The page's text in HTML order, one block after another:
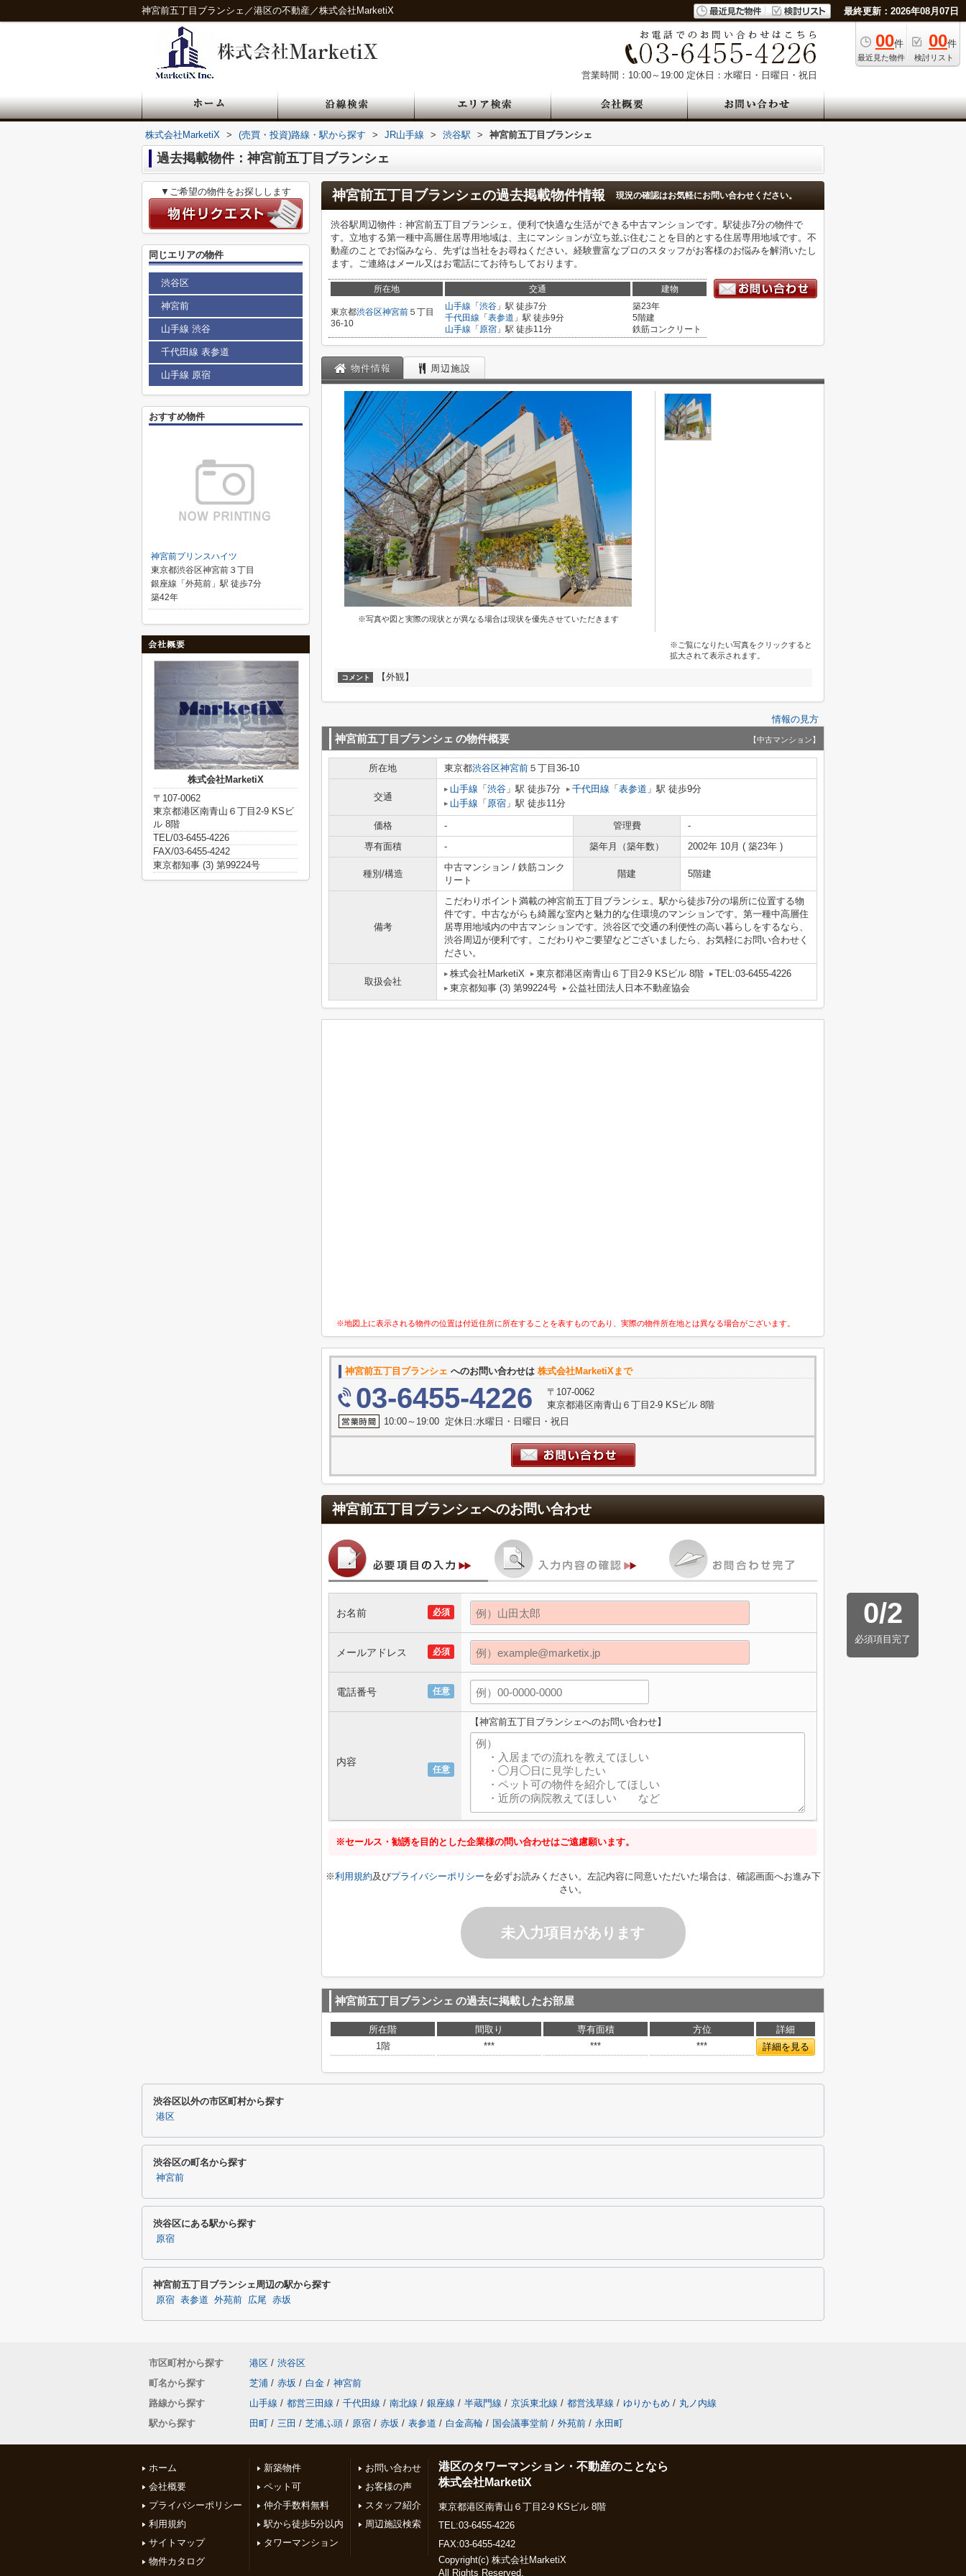
神宮前五丁目ブランシェ／港区の不動産／株式会社MarketiX 最終更新：2026年08月07日
00件
最近見た物件
00件
検討リスト
営業時間：10:00～19:00 定休日：水曜日・日曜日・祝日
株式会社MarketiX > (売買・投資)路線・駅から探す > JR山手線 > 渋谷駅 > 神宮前五丁目ブランシェ
過去掲載物件：神宮前五丁目ブランシェ
神宮前五丁目ブランシェの過去掲載物件情報 現況の確認はお気軽にお問い合わせください。
渋谷駅周辺物件：神宮前五丁目ブランシェ。便利で快適な生活ができる中古マンションです。駅徒歩7分の物件で
す。立地する第一種中高層住居専用地域は、主にマンションが立ち並ぶ住むことを目的とする住居専用地域です。不
動産のことでお悩みなら、先ずは当社をお尋ねください。経験豊富なプロのスタッフがお客様のお悩みを解消いたし
ます。ご連絡はメール又はお電話にてお待ちしております。
所在地 交通 建物
東京都渋谷区神宮前 ５丁目
36-10
山手線 「 渋谷 」駅 徒歩7分
千代田線 「 表参道 」駅 徒歩9分
山手線 「 原宿 」駅 徒歩11分
築23年
5階建
鉄筋コンクリート
物件情報 周辺施設
※写真や図と実際の現状とが異なる場合は現状を優先させていただきます
※ご覧になりたい写真をクリックすると
拡大されて表示されます。
コメント 【外観】
情報の見方
神宮前五丁目ブランシェ の物件概要 【中古マンション】
所在地 東京都渋谷区神宮前 ５丁目36-10
交通
山手線 「 渋谷 」駅 徒歩7分 千代田線 「 表参道 」駅 徒歩9分
山手線 「 原宿 」駅 徒歩11分
価格 - 管理費
-
専有面積
- 築年月（築年数） 2002年 10月 ( 築23年 )
種別/構造
中古マンション / 鉄筋コンク
リート
階建 5階建
備考
こだわりポイント満載の神宮前五丁目ブランシェ。駅から徒歩7分の場所に位置する物
件です。中古ながらも綺麗な室内と魅力的な住環境のマンションです。第一種中高層住
居専用地域内の中古マンションです。渋谷区で交通の利便性の高い暮らしをするなら、
渋谷周辺が便利です。こだわりやご要望などございましたら、お気軽にお問い合わせく
ださい。
取扱会社
株式会社MarketiX 東京都港区南青山６丁目2-9 KSビル 8階
TEL:03-6455-4226
東京都知事 (3) 第99224号
公益社団法人日本不動産協会
※地図上に表示される物件の位置は付近住所に所在することを表すものであり、実際の物件所在地とは異なる場合がございます。
神宮前五丁目ブランシェ へのお問い合わせは 株式会社MarketiXまで
03-6455-4226
〒107-0062
東京都港区南青山６丁目2-9 KSビル 8階
10:00～19:00 定休日:水曜日・日曜日・祝日
神宮前五丁目ブランシェへのお問い合わせ
0/2
必須項目完了
必須
お名前
必須
メールアドレス
任意
電話番号
任意
内容
【神宮前五丁目ブランシェへのお問い合わせ】
※セールス・勧誘を目的とした企業様の問い合わせはご遠慮願います。
※利用規約及びプライバシーポリシーを必ずお読みください。左記内容に同意いただいた場合は、確認画面へお進み下
さい。
未入力項目があります
神宮前五丁目ブランシェ の過去に掲載したお部屋
所在階 間取り 専有面積 方位
詳細
1階
*** *** *** 詳細を見る
▼ご希望の物件をお探しします
同じエリアの物件
渋谷区
神宮前
山手線 渋谷
千代田線 表参道
山手線 原宿
おすすめ物件
神宮前プリンスハイツ
東京都渋谷区神宮前３丁目
銀座線「外苑前」駅 徒歩7分
築42年
株式会社MarketiX
〒107-0062
東京都港区南青山６丁目2-9 KSビ
ル 8階
TEL/03-6455-4226
FAX/03-6455-4242
東京都知事 (3) 第99224号
渋谷区以外の市区町村から探す
港区
渋谷区の町名から探す
神宮前
渋谷区にある駅から探す
原宿
神宮前五丁目ブランシェ周辺の駅から探す
原宿 表参道 外苑前 広尾 赤坂
市区町村から探す 港区 / 渋谷区
町名から探す
芝浦 / 赤坂 / 白金 / 神宮前
路線から探す
山手線 / 都営三田線 / 千代田線 / 南北線 / 銀座線 / 半蔵門線 / 京浜東北線 / 都営浅草線 / ゆりかもめ / 丸ノ内線
駅から探す
田町 / 三田 / 芝浦ふ頭 / 原宿 / 赤坂 / 表参道 / 白金高輪 / 国会議事堂前 / 外苑前 / 永田町
ホーム
会社概要
プライバシーポリシー
利用規約
サイトマップ
物件カタログ
新築物件
ペット可
仲介手数料無料
駅から徒歩5分以内
タワーマンション
お問い合わせ
お客様の声
スタッフ紹介
周辺施設検索
港区のタワーマンション・不動産のことなら
株式会社MarketiX
東京都港区南青山６丁目2-9 KSビル 8階
TEL:03-6455-4226
FAX:03-6455-4242
Copyright(c) 株式会社MarketiX
All Rights Reserved.